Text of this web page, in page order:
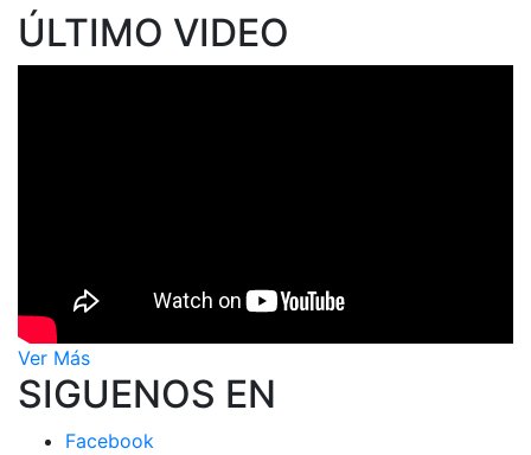
ÚLTIMO VIDEO
Ver Más
SIGUENOS EN
Facebook